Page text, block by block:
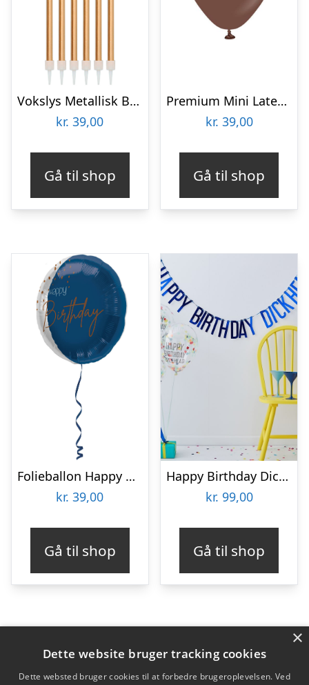
Vokslys Metallisk Bronze
kr. 39,00
Gå til shop
Premium Mini Latexballoner Chocolate Brown
kr. 39,00
Gå til shop
Folieballon Happy Birthday True Blue
kr. 39,00
Gå til shop
Happy Birthday Dickhead Festpakke
kr. 99,00
Gå til shop
Varekategorier
Produkter
×
Dette website bruger tracking cookies
Dette websted bruger cookies til at forbedre brugeroplevelsen. Ved